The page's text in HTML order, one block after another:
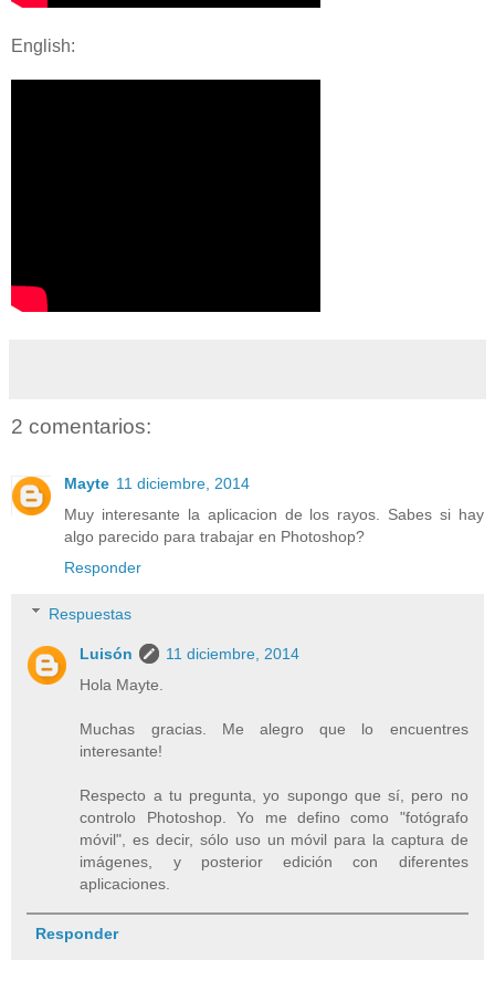
English:
2 comentarios:
Mayte 11 diciembre, 2014
Muy interesante la aplicacion de los rayos. Sabes si hay
algo parecido para trabajar en Photoshop?
Responder
Respuestas
Luisón
11 diciembre, 2014
Hola Mayte.
Muchas gracias. Me alegro que lo encuentres
interesante!
Respecto a tu pregunta, yo supongo que sí, pero no
controlo Photoshop. Yo me defino como "fotógrafo
móvil", es decir, sólo uso un móvil para la captura de
imágenes, y posterior edición con diferentes
aplicaciones.
Responder